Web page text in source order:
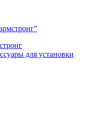
для установки